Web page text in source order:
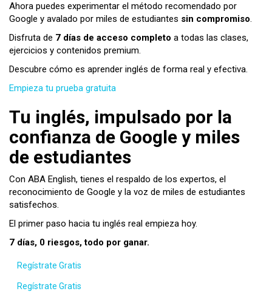
Ahora puedes experimentar el método recomendado por
Google y avalado por miles de estudiantes sin compromiso.
Disfruta de 7 días de acceso completo a todas las clases,
ejercicios y contenidos premium.
Descubre cómo es aprender inglés de forma real y efectiva.
Empieza tu prueba gratuita
Tu inglés, impulsado por la
confianza de Google y miles
de estudiantes
Con ABA English, tienes el respaldo de los expertos, el
reconocimiento de Google y la voz de miles de estudiantes
satisfechos.
El primer paso hacia tu inglés real empieza hoy.
7 días, 0 riesgos, todo por ganar.
Regístrate Gratis
Regístrate Gratis